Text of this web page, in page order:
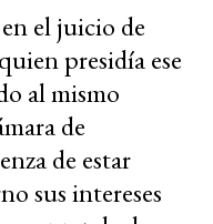
el juicio de
presidía ese
al mismo
de
de estar
sus intereses